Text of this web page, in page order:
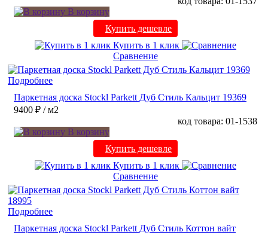
В корзину
Купить дешевле
Купить в 1 клик
Сравнение
Подробнее
Паркетная доска Stockl Parkett Дуб Стиль Кальцит 19369
9400 ₽ / м2
код товара: 01-1538
В корзину
Купить дешевле
Купить в 1 клик
Сравнение
Подробнее
Паркетная доска Stockl Parkett Дуб Стиль Коттон вайт